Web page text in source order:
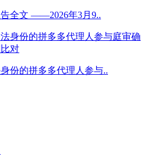
全文 ——2026年3月9..
份的拼多多代理人参与..